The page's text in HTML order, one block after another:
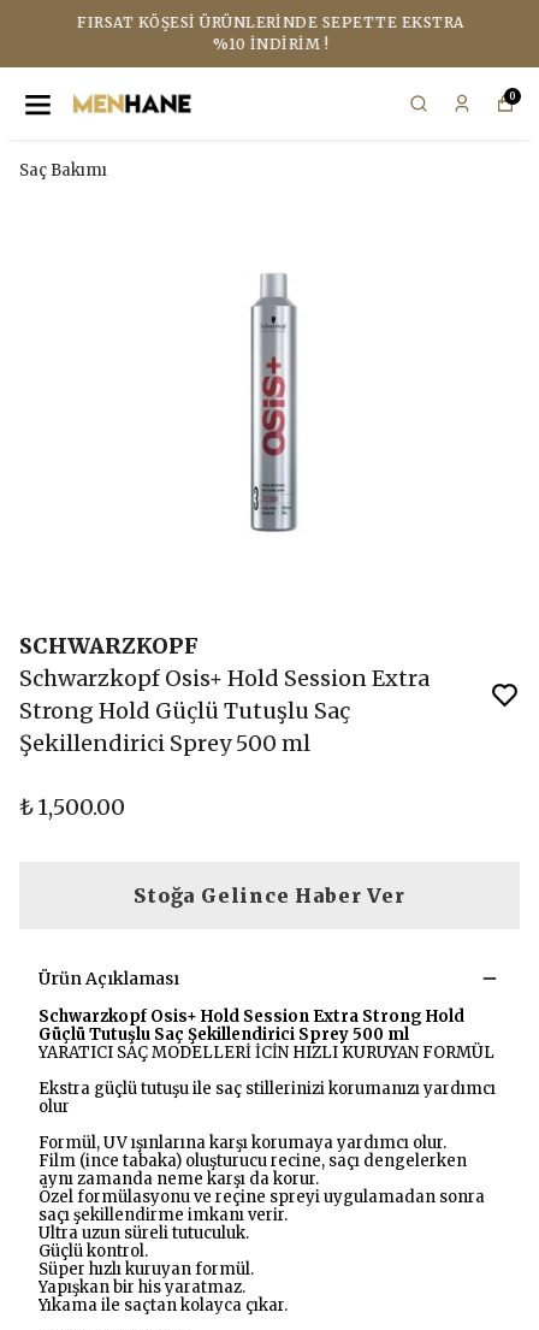
FIRSAT KÖŞESI ÜRÜNLERINDE SEPETTE EKSTRA
%10 İNDIRIM !
0
Saç Bakımı
SCHWARZKOPF
Schwarzkopf Osis+ Hold Session Extra
Strong Hold Güçlü Tutuşlu Saç
Şekillendirici Sprey 500 ml
₺ 1,500.00
Stoğa Gelince Haber Ver
Ürün Açıklaması
Schwarzkopf Osis+ Hold Session Extra Strong Hold
Güçlü Tutuşlu Saç Şekillendirici Sprey 500 ml
YARATICI SAÇ MODELLERİ İCİN HIZLI KURUYAN FORMÜL
Ekstra güçlü tutuşu ile saç stillerinizi korumanızı yardımcı
olur
Formül, UV ışınlarına karşı korumaya yardımcı olur.
Film (ince tabaka) oluşturucu recine, saçı dengelerken
aynı zamanda neme karşı da korur.
Özel formülasyonu ve reçine spreyi uygulamadan sonra
saçı şekillendirme imkanı verir.
Ultra uzun süreli tutuculuk.
Güçlü kontrol.
Süper hızlı kuruyan formül.
Yapışkan bir his yaratmaz.
Yıkama ile saçtan kolayca çıkar.